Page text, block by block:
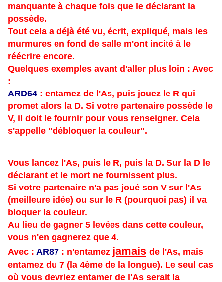
manquante à chaque fois que le déclarant la
possède.
Tout cela a déjà été vu, écrit, expliqué, mais les
murmures en fond de salle m'ont incité à le
réécrire encore.
Quelques exemples avant d'aller plus loin : Avec
:
ARD64 : entamez de l'As, puis jouez le R qui
promet alors la D. Si votre partenaire possède le
V, il doit le fournir pour vous renseigner. Cela
s'appelle "débloquer la couleur".
Vous lancez l'As, puis le R, puis la D. Sur la D le
déclarant et le mort ne fournissent plus.
Si votre partenaire n'a pas joué son V sur l'As
(meilleure idée) ou sur le R (pourquoi pas) il va
bloquer la couleur.
Au lieu de gagner 5 levées dans cette couleur,
vous n'en gagnerez que 4.
Avec : AR87 : n'entamez jamais de l'As, mais
entamez du 7 (la 4ème de la longue). Le seul cas
où vous devriez entamer de l'As serait la